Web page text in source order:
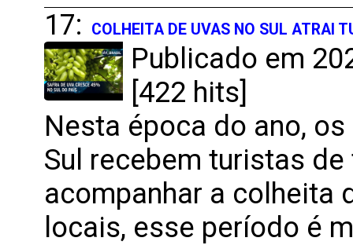
17:
COLHEITA DE UVAS NO SUL ATRAI
Publicado em
[422 hits]
Nesta época do ano,
Sul recebem turistas
acompanhar a colheita
locais, esse período é